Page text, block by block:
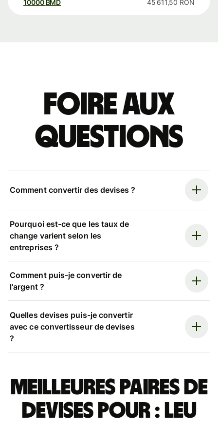
10000 BMD 45 611,50 RON
Foire aux
questions
Comment convertir des devises ?
Pourquoi est-ce que les taux de
change varient selon les
entreprises ?
Comment puis-je convertir de
l'argent ?
Quelles devises puis-je convertir
avec ce convertisseur de devises
?
Meilleures paires de
devises pour : leu